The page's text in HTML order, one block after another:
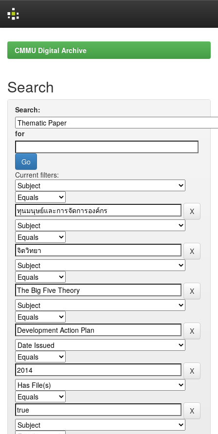
navigationCMMU Digital Archive
Search
Search:
for
Current filters: